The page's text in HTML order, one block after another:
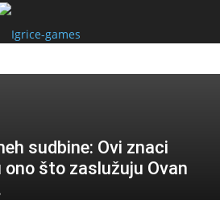
sudbine: Ovi znaci
što zaslužuju Ovan